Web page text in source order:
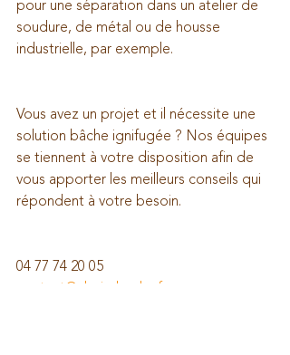
pour une séparation dans un atelier de
soudure, de métal ou de housse
industrielle, par exemple.
Vous avez un projet et il nécessite une
solution bâche ignifugée ? Nos équipes
se tiennent à votre disposition afin de
vous apporter les meilleurs conseils qui
répondent à votre besoin.
04 77 74 20 05